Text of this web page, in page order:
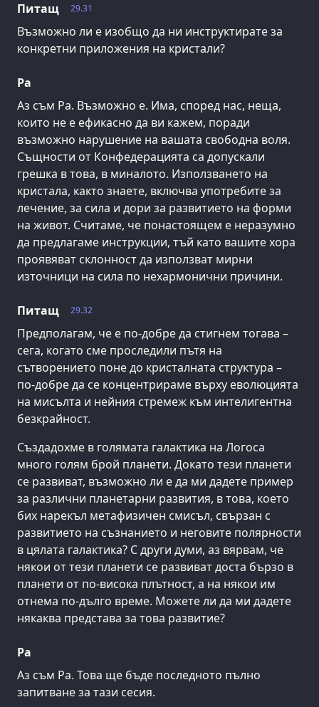
29.31
Питащ
Възможно ли е изобщо да ни инструктирате за
конкретни приложения на кристали?
Ра
Аз съм Ра. Възможно е. Има, според нас, неща,
които не е ефикасно да ви кажем, поради
възможно нарушение на вашата свободна воля.
Същности от Конфедерацията са допускали
грешка в това, в миналото. Използването на
кристала, както знаете, включва употребите за
лечение, за сила и дори за развитието на форми
на живот. Считаме, че понастоящем е неразумно
да предлагаме инструкции, тъй като вашите хора
проявяват склонност да използват мирни
източници на сила по нехармонични причини.
29.32
Питащ
Предполагам, че е по-добре да стигнем тогава –
сега, когато сме проследили пътя на
сътворението поне до кристалната структура –
по-добре да се концентрираме върху еволюцията
на мисълта и нейния стремеж към интелигентна
безкрайност.
Създадохме в голямата галактика на Логоса
много голям брой планети. Докато тези планети
се развиват, възможно ли е да ми дадете пример
за различни планетарни развития, в това, което
бих нарекъл метафизичен смисъл, свързан с
развитието на съзнанието и неговите полярности
в цялата галактика? С други думи, аз вярвам, че
някои от тези планети се развиват доста бързо в
планети от по-висока плътност, а на някои им
отнема по-дълго време. Можете ли да ми дадете
някаква представа за това развитие?
Ра
Аз съм Ра. Това ще бъде последното пълно
запитване за тази сесия.